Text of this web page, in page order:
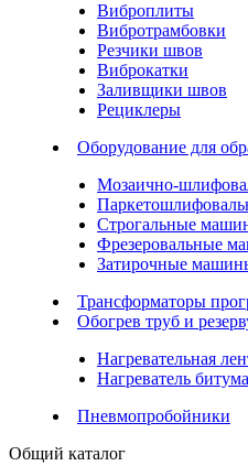
Виброплиты
Вибротрамбовки
Резчики швов
Виброкатки
Заливщики швов
Рециклеры
Оборудование для
Мозаично-
Строгальные
Фрезеровальные
Затирочные
Трансформаторы
Обогрев труб и
Нагревательная
Нагреватель битума
Пневмопробойники
Общий каталог